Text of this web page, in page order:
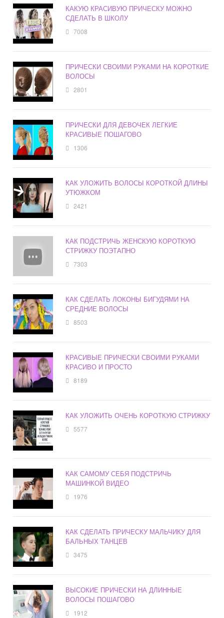
КАКУЮ КРАСИВУЮ ПРИЧЕСКУ МОЖНО
СДЕЛАТЬ В ШКОЛУ
7008
ПРИЧЕСКИ СВОИМИ РУКАМИ НА КОРОТКИЕ
ВОЛОСЫ
2801
ПРИЧЕСКИ ДЛЯ ДЕВОЧЕК ЛЕГКИЕ
КРАСИВЫЕ ПОШАГОВО
1306
КАК УЛОЖИТЬ ВОЛОСЫ КОРОТКОЙ ДЛИНЫ
УТЮЖКОМ
2421
КАК ПОДСТРИЧЬ ЖЕНСКУЮ КОРОТКУЮ
СТРИЖКУ ПОЭТАПНО
7303
КАК СДЕЛАТЬ ЛОКОНЫ БИГУДЯМИ НА
СРЕДНИЕ ВОЛОСЫ
8503
КРАСИВЫЕ ПРИЧЕСКИ СВОИМИ РУКАМИ
КРАСИВО И ПРОСТО
8189
КАК УЛОЖИТЬ ОЧЕНЬ КОРОТКУЮ СТРИЖКУ
5577
КАК САМОМУ СЕБЯ ПОДСТРИЧЬ
МАШИНКОЙ ВИДЕО
1976
КАК СДЕЛАТЬ ПРИЧЕСКУ МАЛЬЧИКУ ДЛЯ
БАЛЬНЫХ ТАНЦЕВ
3475
ВЫСОКИЕ ПРИЧЕСКИ НА ДЛИННЫЕ
ВОЛОСЫ ПОШАГОВО
1912